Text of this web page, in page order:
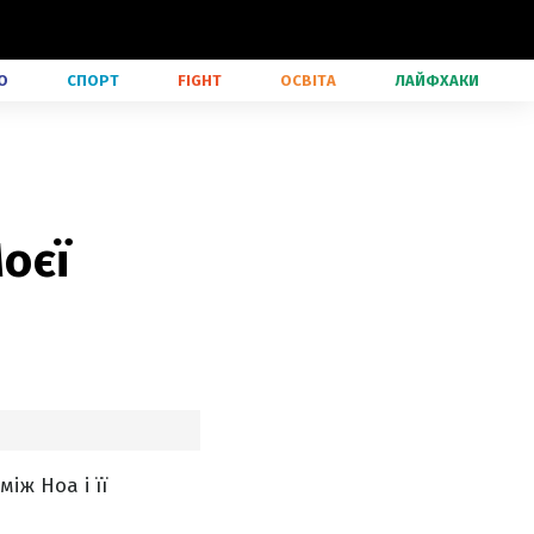
СПОРТ FIGHT ОСВІТА ЛАЙФХАКИ
Ноа і її